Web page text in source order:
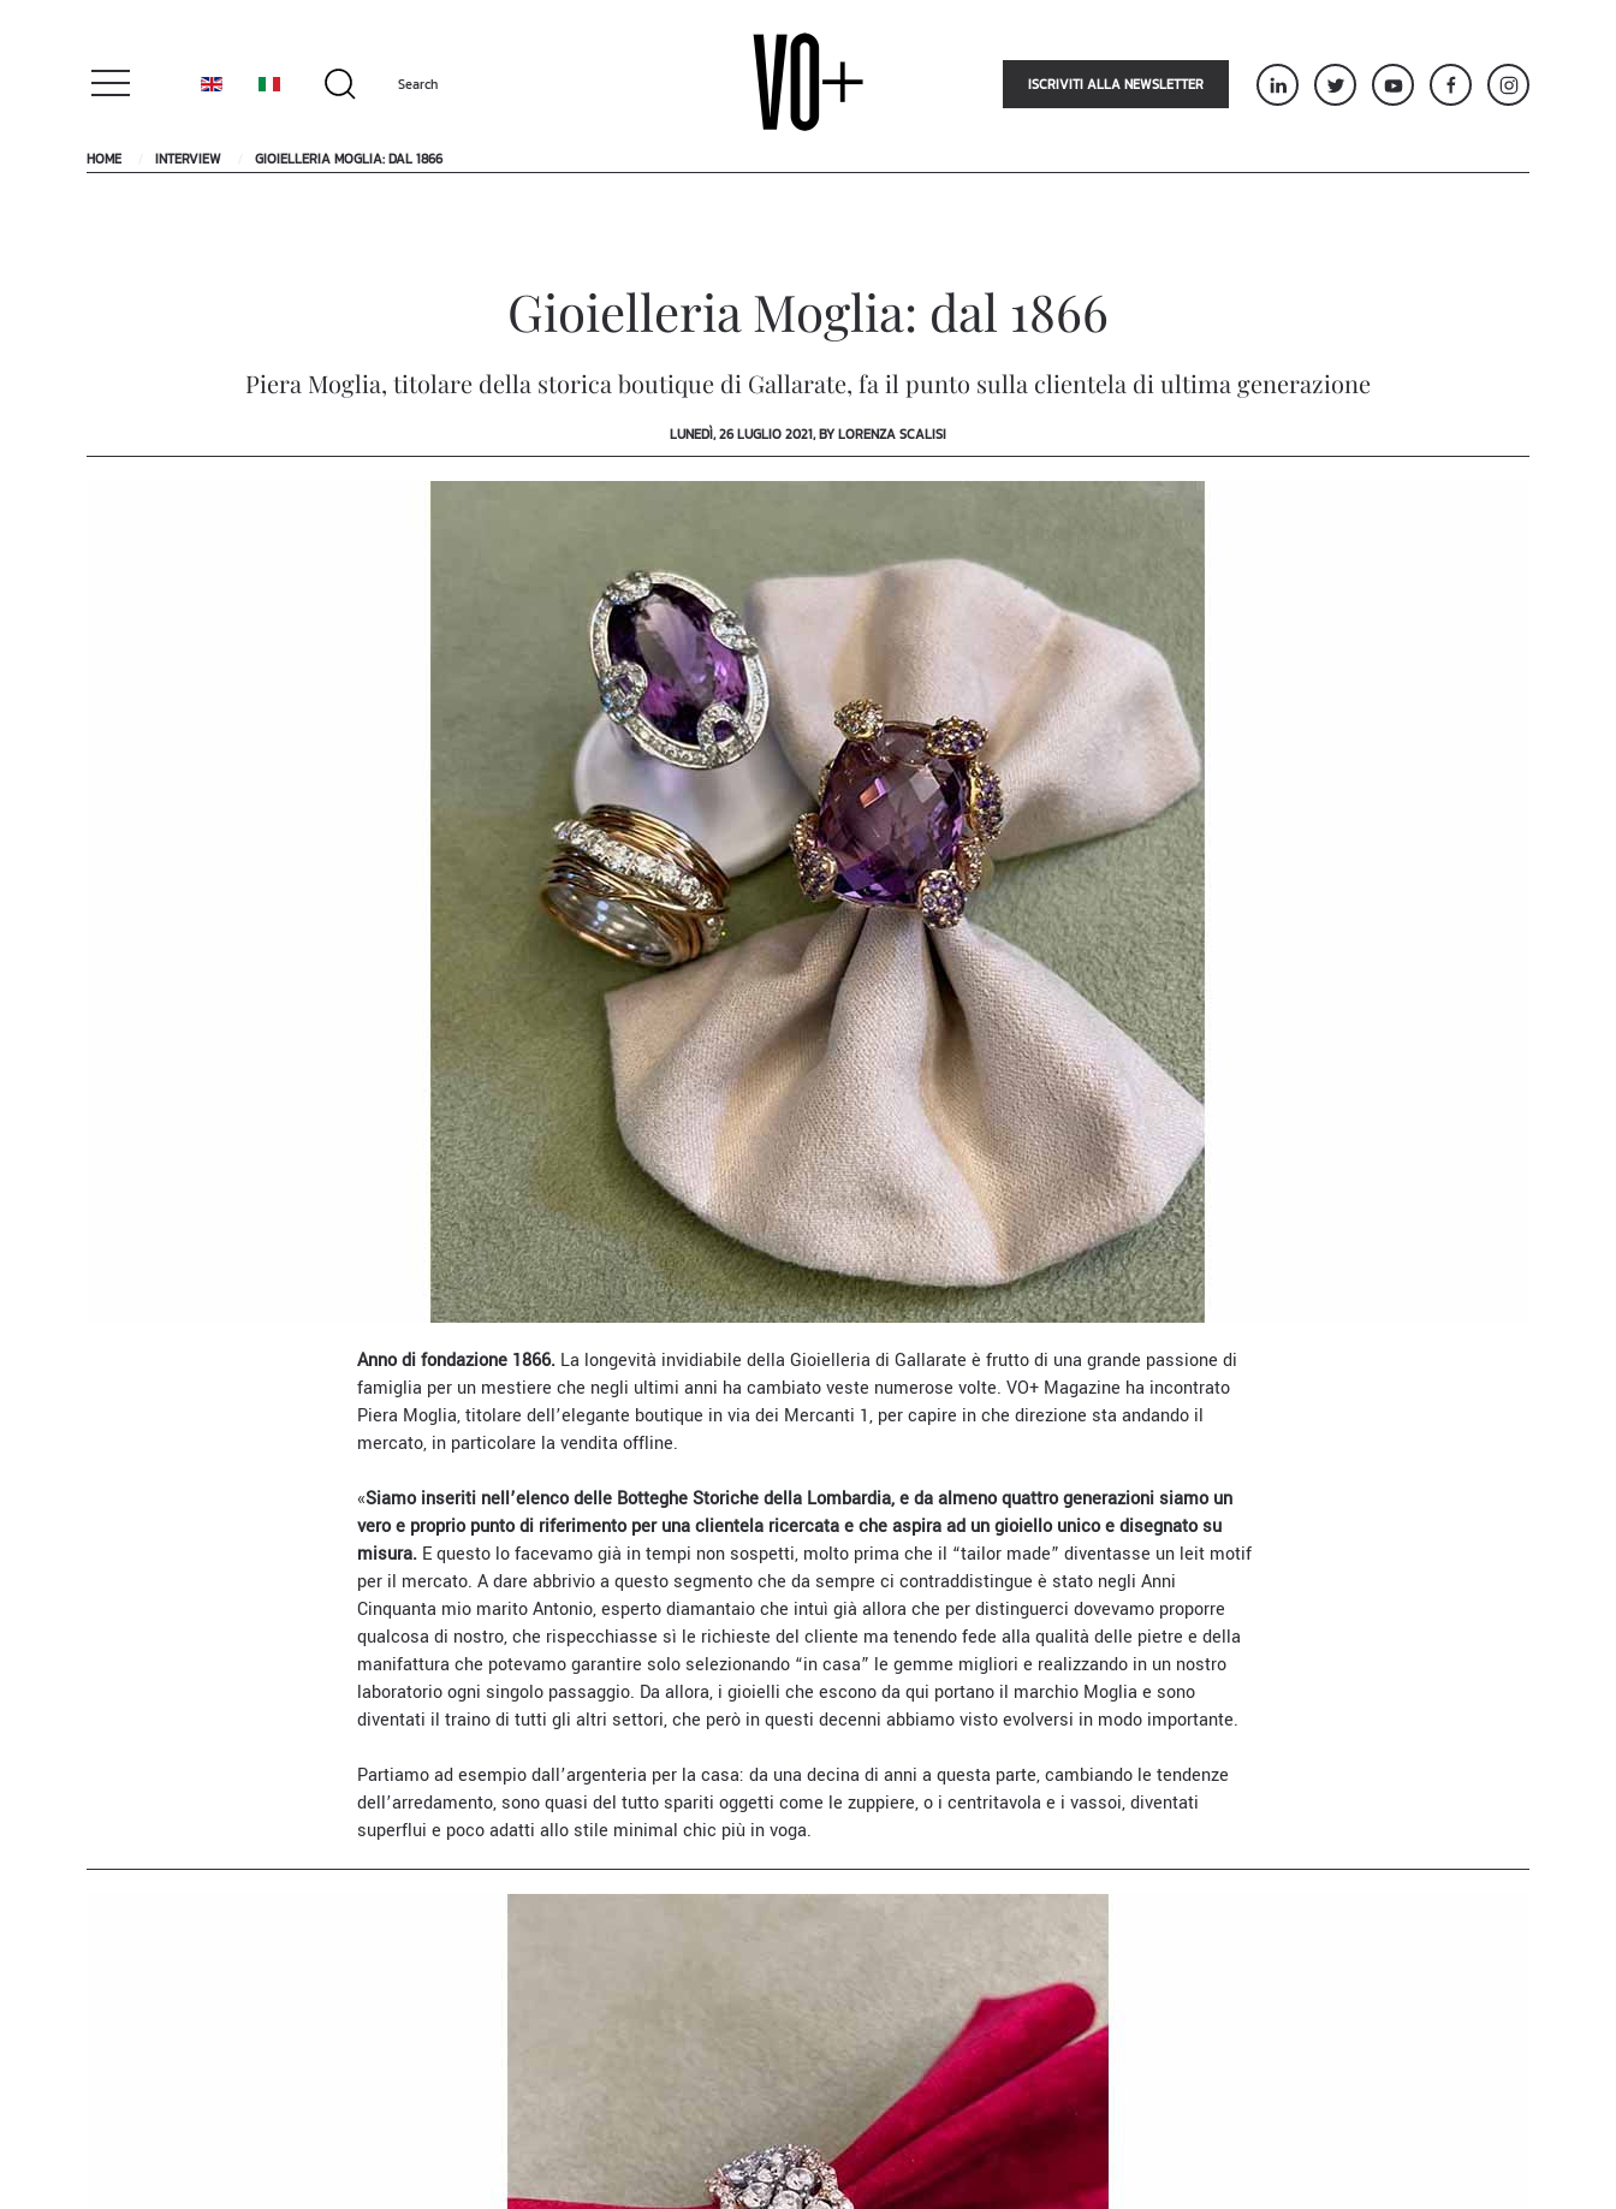
ISCRIVITI ALLA NEWSLETTER
HOME INTERVIEW GIOIELLERIA MOGLIA: DAL 1866
Gioielleria Moglia: dal 1866
Piera Moglia, titolare della storica boutique di Gallarate, fa il punto sulla clientela di ultima generazione
LUNEDÌ, 26 LUGLIO 2021, BY LORENZA SCALISI
Anno di fondazione 1866. La longevità invidiabile della Gioielleria di Gallarate è frutto di una grande passione di
famiglia per un mestiere che negli ultimi anni ha cambiato veste numerose volte. VO+ Magazine ha incontrato
Piera Moglia, titolare dell’elegante boutique in via dei Mercanti 1, per capire in che direzione sta andando il
mercato, in particolare la vendita offline.
«Siamo inseriti nell’elenco delle Botteghe Storiche della Lombardia, e da almeno quattro generazioni siamo un
vero e proprio punto di riferimento per una clientela ricercata e che aspira ad un gioiello unico e disegnato su
misura. E questo lo facevamo già in tempi non sospetti, molto prima che il “tailor made” diventasse un leit motif
per il mercato. A dare abbrivio a questo segmento che da sempre ci contraddistingue è stato negli Anni
Cinquanta mio marito Antonio, esperto diamantaio che intuì già allora che per distinguerci dovevamo proporre
qualcosa di nostro, che rispecchiasse sì le richieste del cliente ma tenendo fede alla qualità delle pietre e della
manifattura che potevamo garantire solo selezionando “in casa” le gemme migliori e realizzando in un nostro
laboratorio ogni singolo passaggio. Da allora, i gioielli che escono da qui portano il marchio Moglia e sono
diventati il traino di tutti gli altri settori, che però in questi decenni abbiamo visto evolversi in modo importante.
Partiamo ad esempio dall’argenteria per la casa: da una decina di anni a questa parte, cambiando le tendenze
dell’arredamento, sono quasi del tutto spariti oggetti come le zuppiere, o i centritavola e i vassoi, diventati
superflui e poco adatti allo stile minimal chic più in voga.